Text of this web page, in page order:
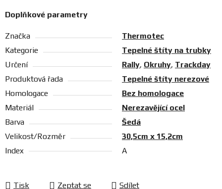
Doplňkové parametry
Značka
Thermotec
Kategorie
Tepelné štíty na trubky
Určení
Rally, Okruhy, Trackday
Produktová řada
Tepelné štíty nerezové
Homologace
Bez homologace
Materiál
Nerezavějící ocel
Barva
Šedá
Velikost/Rozměr
30,5cm x 15,2cm
Index
A
Tisk Zeptat se Sdílet